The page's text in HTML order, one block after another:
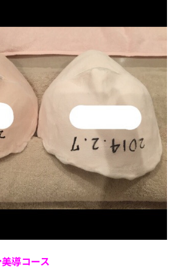
導コース